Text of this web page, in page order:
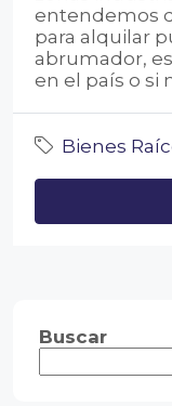
entendemos
para alquilar
abrumador,
en el país o si
Bienes
Buscar